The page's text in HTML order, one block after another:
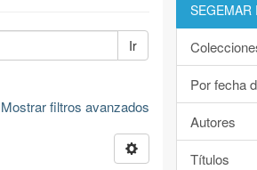
Ir
Mostrar filtros avanzados
SEGEMAR
Por fecha
Autores
Títulos